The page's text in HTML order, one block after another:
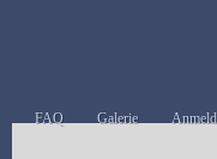
FAQ Galerie